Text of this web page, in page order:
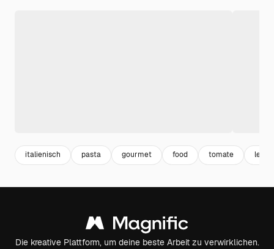
italienisch pasta gourmet food tomate
Die kreative Plattform, um deine beste Arbeit zu verwirklichen.